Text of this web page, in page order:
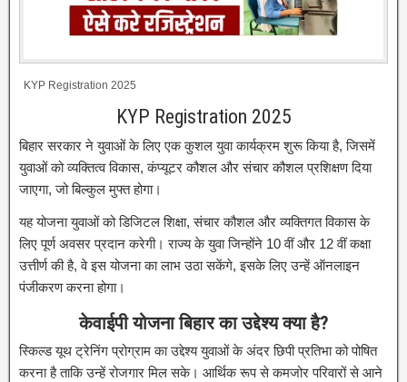
KYP Registration 2025
KYP Registration 2025
बिहार सरकार ने युवाओं के लिए एक कुशल युवा कार्यक्रम शुरू किया है, जिसमें
युवाओं को व्यक्तित्व विकास, कंप्यूटर कौशल और संचार कौशल प्रशिक्षण दिया
जाएगा, जो बिल्कुल मुफ्त होगा।
यह योजना युवाओं को डिजिटल शिक्षा, संचार कौशल और व्यक्तिगत विकास के
लिए पूर्ण अवसर प्रदान करेगी। राज्य के युवा जिन्होंने 10 वीं और 12 वीं कक्षा
उत्तीर्ण की है, वे इस योजना का लाभ उठा सकेंगे, इसके लिए उन्हें ऑनलाइन
पंजीकरण करना होगा।
केवाईपी योजना बिहार का उद्देश्य क्या है?
स्किल्ड यूथ ट्रेनिंग प्रोग्राम का उद्देश्य युवाओं के अंदर छिपी प्रतिभा को पोषित
करना है ताकि उन्हें रोजगार मिल सके। आर्थिक रूप से कमजोर परिवारों से आने